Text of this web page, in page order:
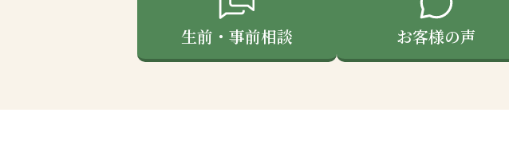
生前・事前相談 お客様の声